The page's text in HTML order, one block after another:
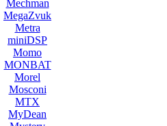
Mechman
MegaZvuk
Metra
miniDSP
Momo
MONBAT
Morel
Mosconi
MTX
MyDean